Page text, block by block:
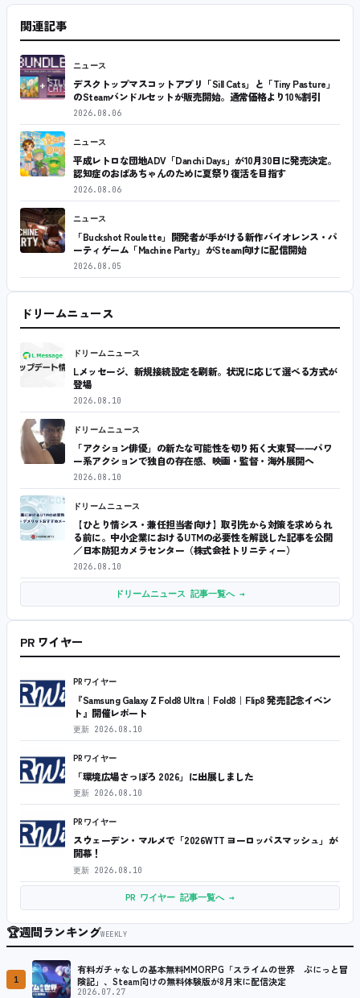
関連記事
ニュース
デスクトップマスコットアプリ「Sill Cats」と「Tiny Pasture」
のSteamバンドルセットが販売開始。通常価格より10%割引
2026.08.06
ニュース
平成レトロな団地ADV「Danchi Days」が10月30日に発売決定。
認知症のおばあちゃんのために夏祭り復活を目指す
2026.08.06
ニュース
「Buckshot Roulette」開発者が手がける新作バイオレンス・パ
ーティゲーム「Machine Party」がSteam向けに配信開始
2026.08.05
ドリームニュース
ドリームニュース
Lメッセージ、新規接続設定を刷新。状況に応じて選べる方式が
登場
2026.08.10
ドリームニュース
「アクション俳優」の新たな可能性を切り拓く大東賢――パワ
ー系アクションで独自の存在感、映画・監督・海外展開へ
2026.08.10
ドリームニュース
【ひとり情シス・兼任担当者向け】取引先から対策を求められ
る前に。中小企業におけるUTMの必要性を解説した記事を公開
／日本防犯カメラセンター（株式会社トリニティー）
2026.08.10
ドリームニュース 記事一覧へ →
PR ワイヤー
PRワイヤー
『Samsung Galaxy Z Fold8 Ultra｜Fold8｜Flip8 発売記念イベン
ト』開催レポート
更新 2026.08.10
PRワイヤー
「環境広場さっぽろ 2026」に出展しました
更新 2026.08.10
PRワイヤー
スウェーデン・マルメで「2026WTT ヨーロッパスマッシュ」が
開幕！
更新 2026.08.10
PR ワイヤー 記事一覧へ →
🏆週間ランキングWEEKLY
1
有料ガチャなしの基本無料MMORPG「スライムの世界 ぷにっと冒
険記」、Steam向けの無料体験版が8月末に配信決定
2026.07.27